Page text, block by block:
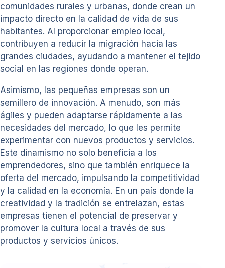
comunidades rurales y urbanas, donde crean un
impacto directo en la calidad de vida de sus
habitantes. Al proporcionar empleo local,
contribuyen a reducir la migración hacia las
grandes ciudades, ayudando a mantener el tejido
social en las regiones donde operan.
Asimismo, las pequeñas empresas son un
semillero de innovación. A menudo, son más
ágiles y pueden adaptarse rápidamente a las
necesidades del mercado, lo que les permite
experimentar con nuevos productos y servicios.
Este dinamismo no solo beneficia a los
emprendedores, sino que también enriquece la
oferta del mercado, impulsando la competitividad
y la calidad en la economía. En un país donde la
creatividad y la tradición se entrelazan, estas
empresas tienen el potencial de preservar y
promover la cultura local a través de sus
productos y servicios únicos.